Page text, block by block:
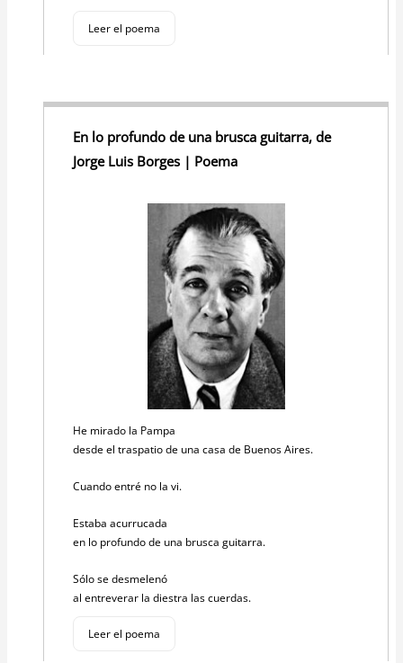
Leer el poema
En lo profundo de una brusca guitarra, de
Jorge Luis Borges | Poema
He mirado la Pampa
desde el traspatio de una casa de Buenos Aires.
Cuando entré no la vi.
Estaba acurrucada
en lo profundo de una brusca guitarra.
Sólo se desmelenó
al entreverar la diestra las cuerdas.
Leer el poema